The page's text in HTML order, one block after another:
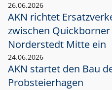
26.06.2026
AKN richtet
zwischen
Norderstedt Mitte ein
24.06.2026
AKN startet den Bau
Probsteierhagen